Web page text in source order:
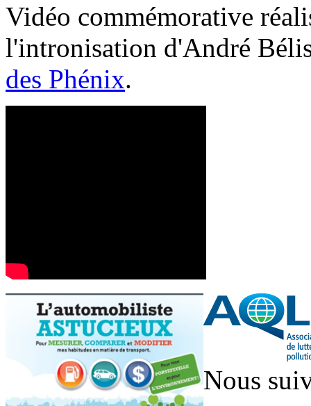
Vidéo commémorative
l'intronisation d'André
des Phénix.
Nous